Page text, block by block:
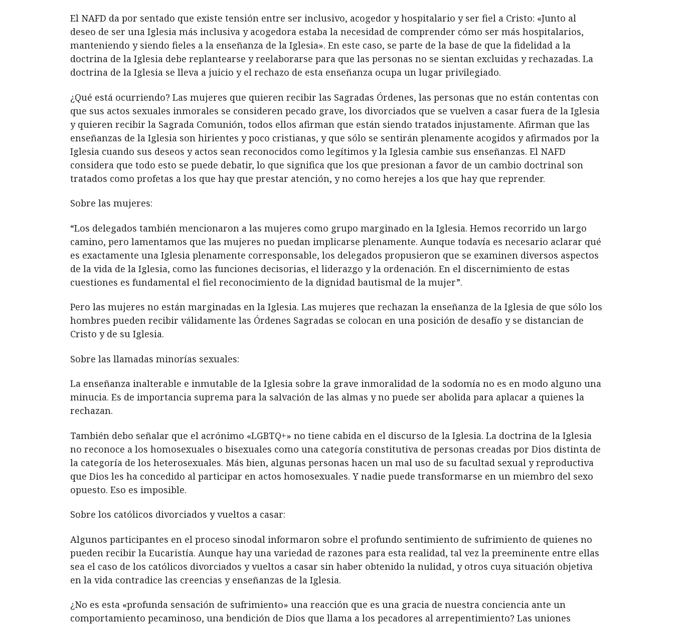
El NAFD da por sentado que existe tensión entre ser inclusivo, acogedor y hospitalario y ser fiel a Cristo: «Junto al
deseo de ser una Iglesia más inclusiva y acogedora estaba la necesidad de comprender cómo ser más hospitalarios,
manteniendo y siendo fieles a la enseñanza de la Iglesia». En este caso, se parte de la base de que la fidelidad a la
doctrina de la Iglesia debe replantearse y reelaborarse para que las personas no se sientan excluidas y rechazadas. La
doctrina de la Iglesia se lleva a juicio y el rechazo de esta enseñanza ocupa un lugar privilegiado.
¿Qué está ocurriendo? Las mujeres que quieren recibir las Sagradas Órdenes, las personas que no están contentas con
que sus actos sexuales inmorales se consideren pecado grave, los divorciados que se vuelven a casar fuera de la Iglesia
y quieren recibir la Sagrada Comunión, todos ellos afirman que están siendo tratados injustamente. Afirman que las
enseñanzas de la Iglesia son hirientes y poco cristianas, y que sólo se sentirán plenamente acogidos y afirmados por la
Iglesia cuando sus deseos y actos sean reconocidos como legítimos y la Iglesia cambie sus enseñanzas. El NAFD
considera que todo esto se puede debatir, lo que significa que los que presionan a favor de un cambio doctrinal son
tratados como profetas a los que hay que prestar atención, y no como herejes a los que hay que reprender.
Sobre las mujeres:
“Los delegados también mencionaron a las mujeres como grupo marginado en la Iglesia. Hemos recorrido un largo
camino, pero lamentamos que las mujeres no puedan implicarse plenamente. Aunque todavía es necesario aclarar qué
es exactamente una Iglesia plenamente corresponsable, los delegados propusieron que se examinen diversos aspectos
de la vida de la Iglesia, como las funciones decisorias, el liderazgo y la ordenación. En el discernimiento de estas
cuestiones es fundamental el fiel reconocimiento de la dignidad bautismal de la mujer”.
Pero las mujeres no están marginadas en la Iglesia. Las mujeres que rechazan la enseñanza de la Iglesia de que sólo los
hombres pueden recibir válidamente las Órdenes Sagradas se colocan en una posición de desafío y se distancian de
Cristo y de su Iglesia.
Sobre las llamadas minorías sexuales:
La enseñanza inalterable e inmutable de la Iglesia sobre la grave inmoralidad de la sodomía no es en modo alguno una
minucia. Es de importancia suprema para la salvación de las almas y no puede ser abolida para aplacar a quienes la
rechazan.
También debo señalar que el acrónimo «LGBTQ+» no tiene cabida en el discurso de la Iglesia. La doctrina de la Iglesia
no reconoce a los homosexuales o bisexuales como una categoría constitutiva de personas creadas por Dios distinta de
la categoría de los heterosexuales. Más bien, algunas personas hacen un mal uso de su facultad sexual y reproductiva
que Dios les ha concedido al participar en actos homosexuales. Y nadie puede transformarse en un miembro del sexo
opuesto. Eso es imposible.
Sobre los católicos divorciados y vueltos a casar:
Algunos participantes en el proceso sinodal informaron sobre el profundo sentimiento de sufrimiento de quienes no
pueden recibir la Eucaristía. Aunque hay una variedad de razones para esta realidad, tal vez la preeminente entre ellas
sea el caso de los católicos divorciados y vueltos a casar sin haber obtenido la nulidad, y otros cuya situación objetiva
en la vida contradice las creencias y enseñanzas de la Iglesia.
¿No es esta «profunda sensación de sufrimiento» una reacción que es una gracia de nuestra conciencia ante un
comportamiento pecaminoso, una bendición de Dios que llama a los pecadores al arrepentimiento? Las uniones